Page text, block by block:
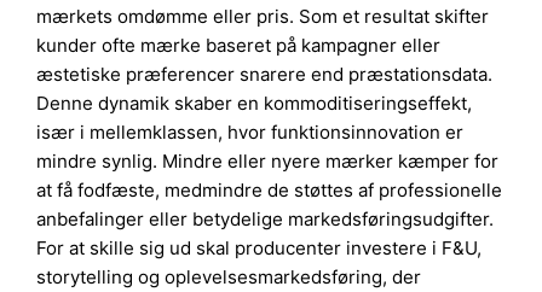
mærkets omdømme eller pris. Som et resultat skifter
kunder ofte mærke baseret på kampagner eller
æstetiske præferencer snarere end præstationsdata.
Denne dynamik skaber en kommoditiseringseffekt,
især i mellemklassen, hvor funktionsinnovation er
mindre synlig. Mindre eller nyere mærker kæmper for
at få fodfæste, medmindre de støttes af professionelle
anbefalinger eller betydelige markedsføringsudgifter.
For at skille sig ud skal producenter investere i F&U,
storytelling og oplevelsesmarkedsføring, der